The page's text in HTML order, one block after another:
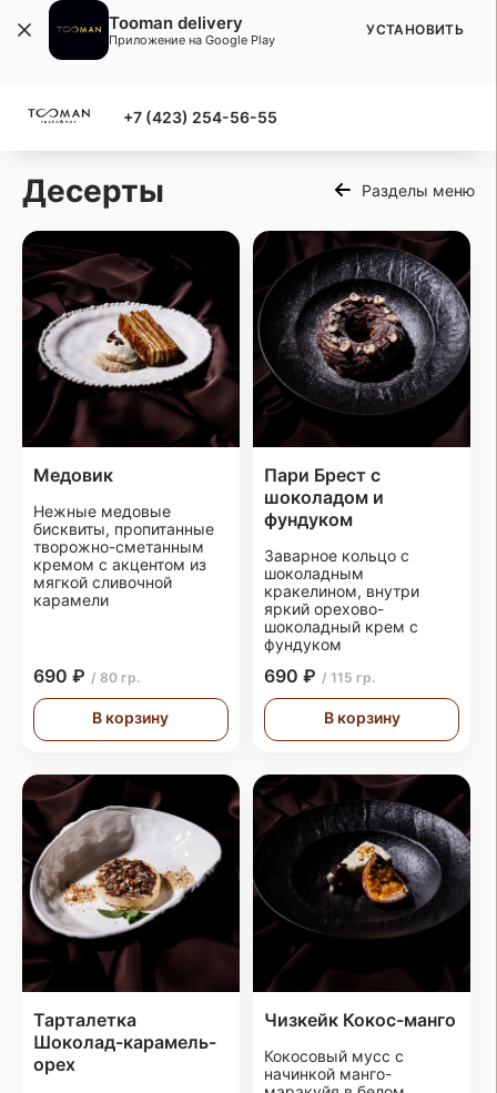
+7 (423) 254-56-55
Десерты Разделы меню
Медовик
Нежные медовые
бисквиты, пропитанные
творожно-сметанным
кремом с акцентом из
мягкой сливочной
карамели
690 ₽ / 80 гр.
В корзину
Пари Брест с
шоколадом и
фундуком
Заварное кольцо с
шоколадным
кракелином, внутри
яркий орехово-
шоколадный крем с
фундуком
690 ₽ / 115 гр.
В корзину
Тарталетка
Шоколад-карамель-
орех
Чизкейк Кокос-манго
Кокосовый мусс с
начинкой манго-
Tooman delivery
Приложение на Google Play
УСТАНОВИТЬ